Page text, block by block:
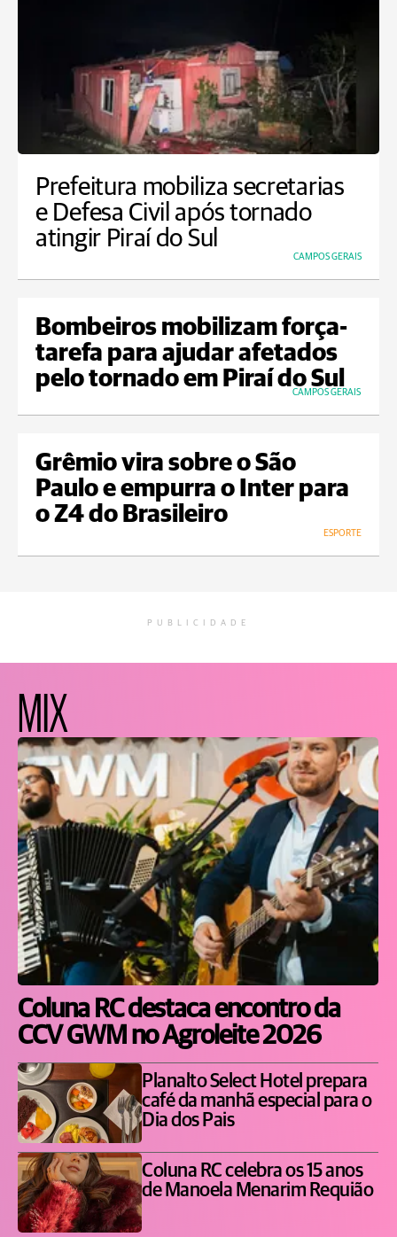
Prefeitura mobiliza secretarias
e Defesa Civil após tornado
atingir Piraí do Sul
CAMPOS GERAIS
Bombeiros mobilizam força-
tarefa para ajudar afetados
pelo tornado em Piraí do Sul
CAMPOS GERAIS
Grêmio vira sobre o São
Paulo e empurra o Inter para
o Z4 do Brasileiro
ESPORTE
PUBLICIDADE
MIX
Coluna RC destaca encontro da
CCV GWM no Agroleite 2026
Planalto Select Hotel prepara
café da manhã especial para o
Dia dos Pais
Coluna RC celebra os 15 anos
de Manoela Menarim Requião